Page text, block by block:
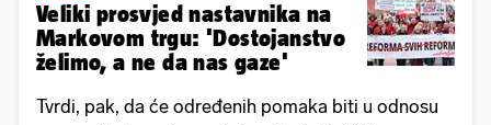
Veliki prosvjed nastavnika na
Markovom trgu: 'Dostojanstvo
želimo, a ne da nas gaze'
Tvrdi, pak, da će određenih pomaka biti u odnosu